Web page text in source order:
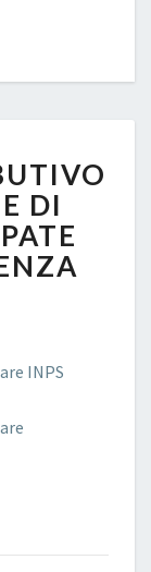
DI
INPS